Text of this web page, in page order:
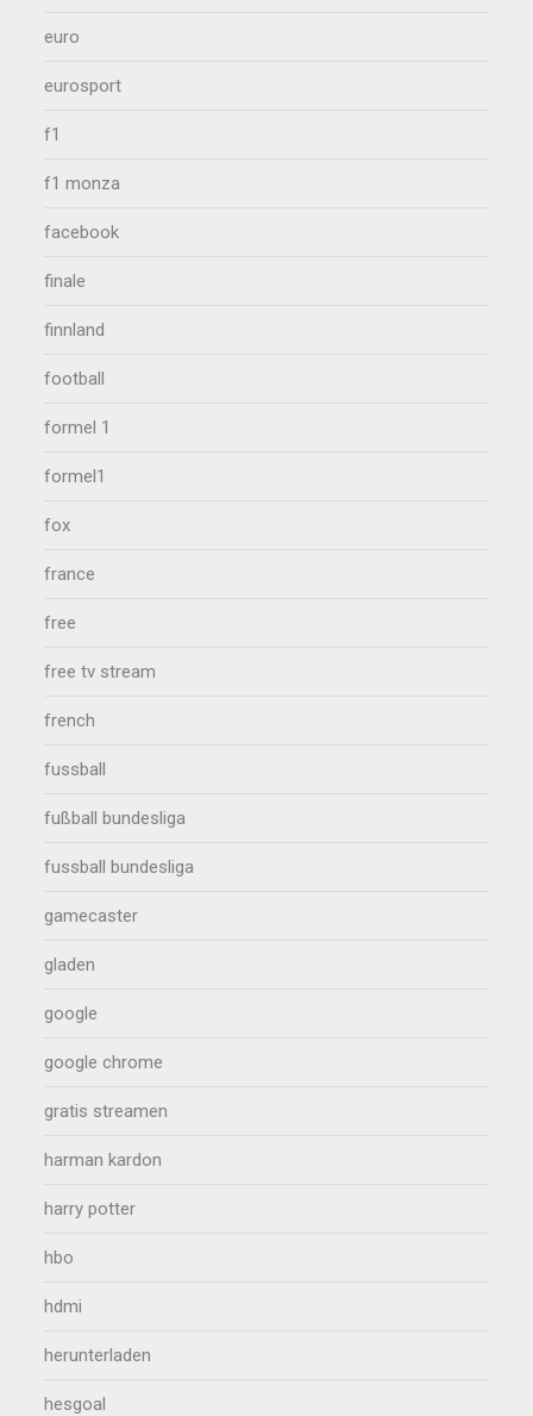
euro
eurosport
f1
f1 monza
facebook
finale
finnland
football
formel 1
formel1
fox
france
free
free tv stream
french
fussball
fußball bundesliga
fussball bundesliga
gamecaster
gladen
google
google chrome
gratis streamen
harman kardon
harry potter
hbo
hdmi
herunterladen
hesgoal